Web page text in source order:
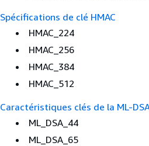
Spécifications de clé HMAC
HMAC_224
HMAC_256
HMAC_384
HMAC_512
Caractéristiques clés de la ML-
ML_DSA_44
ML_DSA_65